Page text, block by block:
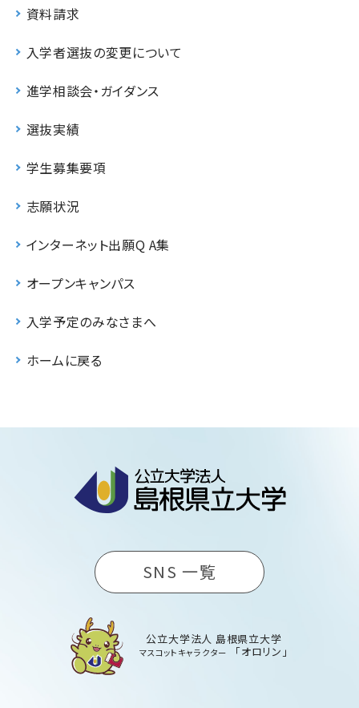
資料請求
入学者選抜の変更について
進学相談会・ガイダンス
選抜実績
学生募集要項
志願状況
インターネット出願Q A集
オープンキャンパス
入学予定のみなさまへ
ホームに戻る
SNS 一覧
公立大学法人 島根県立大学
マスコットキャラクター 「オロリン」